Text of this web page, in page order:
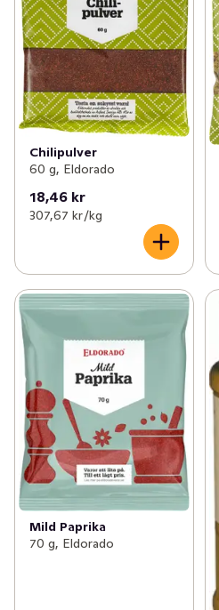
Chilipulver
60 g, Eldorado
18,46 kr
307,67 kr /kg
Mild Paprika
70 g, Eldorado